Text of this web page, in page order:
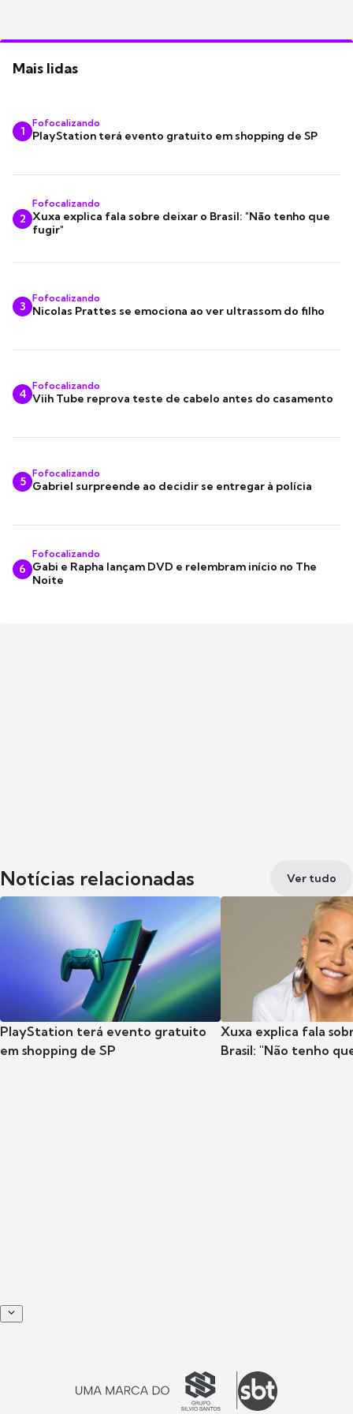
Mais lidas
1
Fofocalizando
PlayStation terá evento gratuito em shopping de SP
2
Fofocalizando
Xuxa explica fala sobre deixar o Brasil: "Não tenho que
fugir"
3
Fofocalizando
Nicolas Prattes se emociona ao ver ultrassom do filho
4
Fofocalizando
Viih Tube reprova teste de cabelo antes do casamento
5
Fofocalizando
Gabriel surpreende ao decidir se entregar à polícia
6
Fofocalizando
Gabi e Rapha lançam DVD e relembram início no The
Noite
Notícias relacionadas Ver tudo
PlayStation terá evento gratuito
em shopping de SP
Xuxa explica fala
Brasil: "Não tenho